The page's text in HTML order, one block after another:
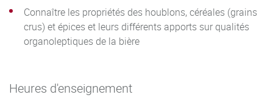
Connaître les propriétés des houblons, céréales (grains
crus) et épices et leurs différents apports sur qualités
organoleptiques de la bière
Heures d'enseignement